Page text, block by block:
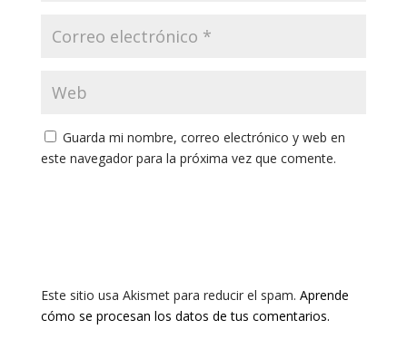
Guarda mi nombre, correo electrónico y web en
este navegador para la próxima vez que comente.
Este sitio usa Akismet para reducir el spam. Aprende
cómo se procesan los datos de tus comentarios.